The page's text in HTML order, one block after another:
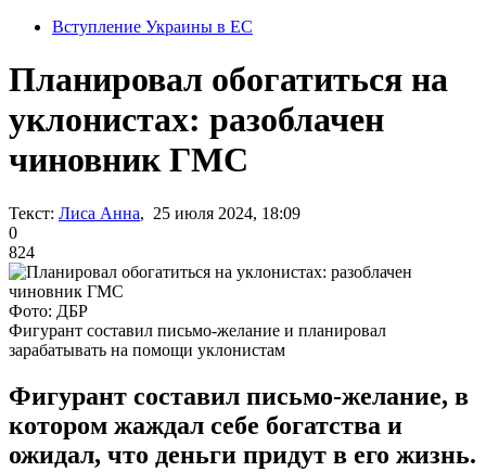
Вступление Украины в ЕС
Планировал обогатиться на
уклонистах: разоблачен
чиновник ГМС
Текст: Лиса Анна, 25 июля 2024, 18:09
0
824
Фото: ДБР
Фигурант составил письмо-желание и планировал
зарабатывать на помощи уклонистам
Фигурант составил письмо-желание, в
котором жаждал себе богатства и
ожидал, что деньги придут в его жизнь.